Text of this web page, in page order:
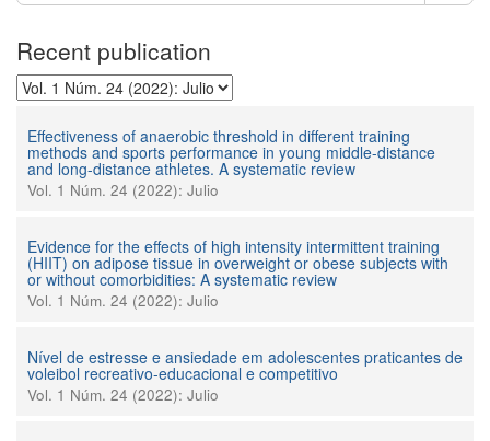
Recent publication
Effectiveness of anaerobic threshold in different training
methods and sports performance in young middle-distance
and long-distance athletes. A systematic review
Vol. 1 Núm. 24 (2022): Julio
Evidence for the effects of high intensity intermittent training
(HIIT) on adipose tissue in overweight or obese subjects with
or without comorbidities: A systematic review
Vol. 1 Núm. 24 (2022): Julio
Nível de estresse e ansiedade em adolescentes praticantes de
voleibol recreativo-educacional e competitivo
Vol. 1 Núm. 24 (2022): Julio